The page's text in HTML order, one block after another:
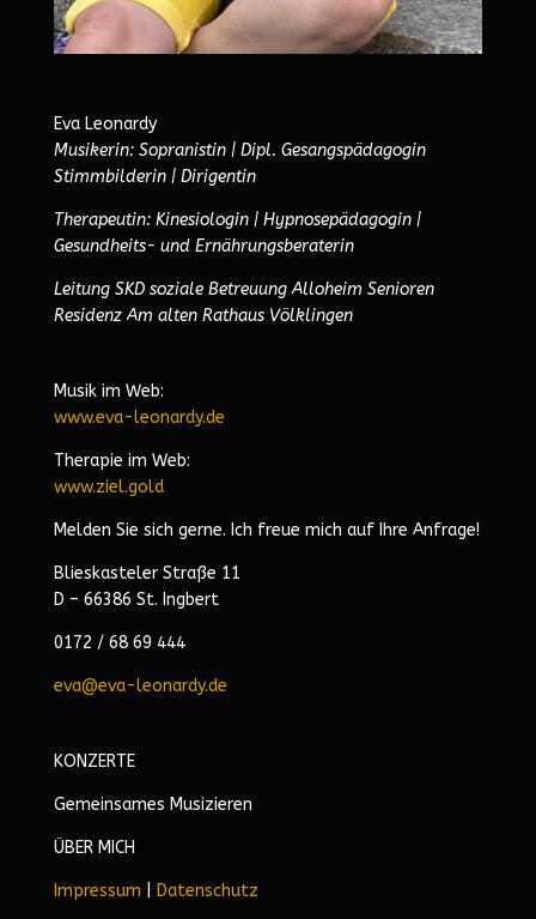
Eva Leonardy
Musikerin: Sopranistin | Dipl. Gesangspädagogin
Stimmbilderin | Dirigentin
Therapeutin: Kinesiologin | Hypnosepädagogin |
Gesundheits- und Ernährungsberaterin
Leitung SKD soziale Betreuung Alloheim Senioren
Residenz Am alten Rathaus Völklingen
Musik im Web:
www.eva-leonardy.de
Therapie im Web:
www.ziel.gold
Melden Sie sich gerne. Ich freue mich auf Ihre Anfrage!
Blieskasteler Straße 11
D – 66386 St. Ingbert
0172 / 68 69 444
eva@eva-leonardy.de
KONZERTE
Gemeinsames Musizieren
ÜBER MICH
Impressum Datenschutz